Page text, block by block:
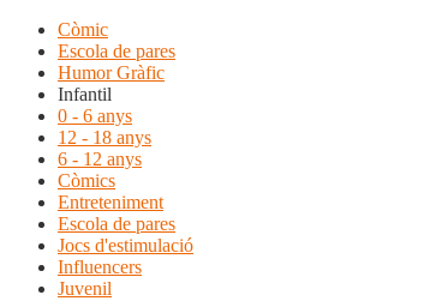
Còmic
Escola de pares
Humor Gràfic
Infantil
0 - 6 anys
12 - 18 anys
6 - 12 anys
Còmics
Entreteniment
Escola de pares
Jocs d'estimulació
Influencers
Juvenil